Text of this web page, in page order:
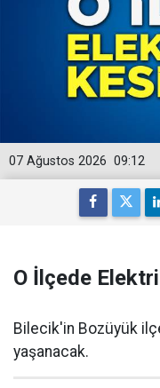
09:12
07 Ağustos 2026
O İlçede
Bilecik'in Bozüyük
yaşanacak.